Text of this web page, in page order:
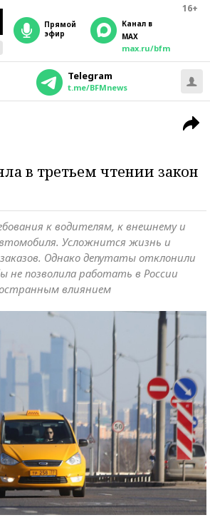
16+
прямой
эфир
Канал в
MAX
max.ru/bfm
Telegram
t.me/BFMnews
в третьем чтении закон
к водителям, к внешнему и
Усложнится жизнь и
Однако депутаты отклонили
не позволила работать в России
влиянием